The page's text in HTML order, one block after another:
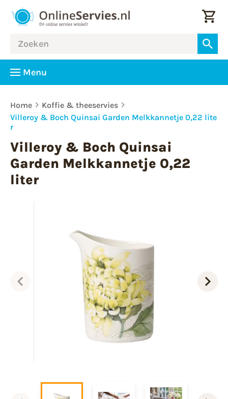
Menu
Home
Koffie & theeservies
Villeroy & Boch Quinsai Garden Melkkannetje 0,22 lite
r
Villeroy & Boch Quinsai
Garden Melkkannetje 0,22
liter